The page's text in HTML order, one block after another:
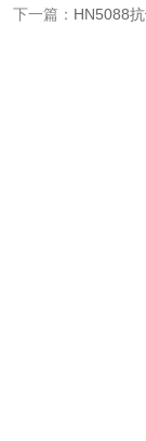
下一篇： HN5088